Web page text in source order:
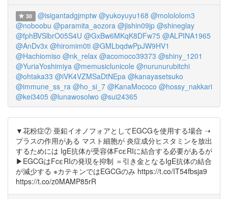
30 @isigantadgjmptw @yukoyuyu168 @molololom3
@noboobu @paramita_aozora @jishin09jp @shineglay
@fphBVSlbrO05S4U @GxBw6MKqK8DFw75 @ALPINA1965
@AnDv3x @hiromim0ti @GMLbqdwPpJW9HV1
@Hachiomiso @nk_relax @acomoco39373 @shiny_1201
@YuriaYoshimiya @memusiclunicole @nurunurubitchi
@ohtaka33 @iVK4VZMSaDtNEpa @kanayasetsuko
@immune_ss_ra @ho_si_7 @KanaMococo @hossy_nakkari
@kei3405 @lunawosolwo @sui24365
▼花粉症⑦ 亜鉛イオノフォアとしてEGCGを使用する場合 ➝
プラスの作用がある マスト細胞が 炎症成分ヒスタミンを放出
するためには IgE抗体が受容体FcεRIに結合する必要があるが
▶︎EGCGはFcεRIの発現を抑制 ＝引き金となるIgE抗体の結合
が減少する ※カテキンではEGCGのみ https://t.co/IT54fbsja9
https://t.co/z0MAMP85rR